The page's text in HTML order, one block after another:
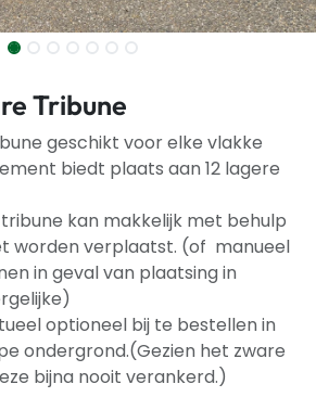
Tribune
geschikt voor elke vlakke
biedt plaats aan 12 lagere
tribune kan makkelijk met behulp
worden verplaatst. (of manueel
in geval van plaatsing in
optioneel bij te bestellen in
ondergrond.(Gezien het zware
bijna nooit verankerd.)